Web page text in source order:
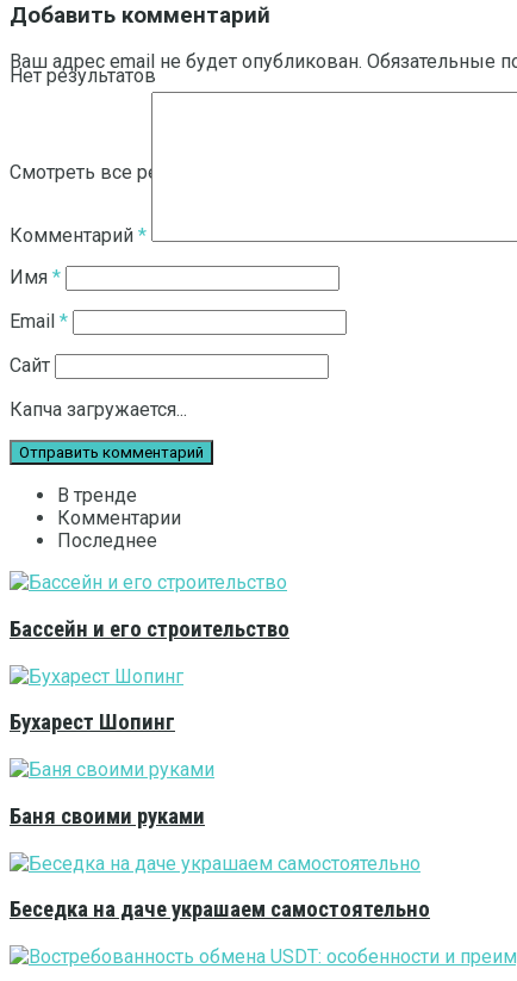
Нет результатов
Смотреть все результаты
Добавить комментарий
Ваш адрес email не будет опубликован. Обязательные
Комментарий *
Имя *
Email *
Сайт
Капча загружается...
В тренде
Комментарии
Последнее
Бассейн и его строительство
Бухарест Шопинг
Баня своими руками
Беседка на даче украшаем самостоятельно